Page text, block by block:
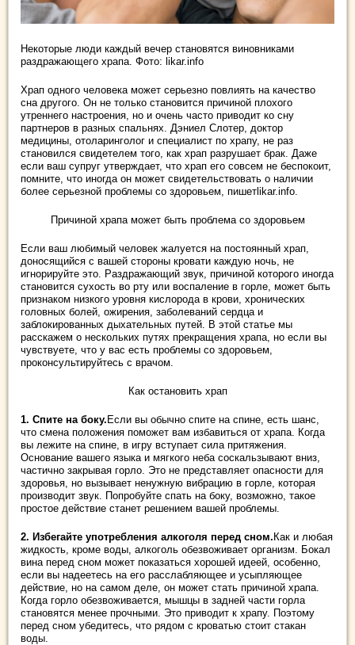
Некоторые люди каждый вечер становятся виновниками
раздражающего храпа. Фото: likar.info
Храп одного человека может серьезно повлиять на качество
сна другого. Он не только становится причиной плохого
утреннего настроения, но и очень часто приводит ко сну
партнеров в разных спальнях. Дэниел Слотер, доктор
медицины, отоларинголог и специалист по храпу, не раз
становился свидетелем того, как храп разрушает брак. Даже
если ваш супруг утверждает, что храп его совсем не беспокоит,
помните, что иногда он может свидетельствовать о наличии
более серьезной проблемы со здоровьем, пишетlikar.info.
Причиной храпа может быть проблема со здоровьем
Если ваш любимый человек жалуется на постоянный храп,
доносящийся с вашей стороны кровати каждую ночь, не
игнорируйте это. Раздражающий звук, причиной которого иногда
становится сухость во рту или воспаление в горле, может быть
признаком низкого уровня кислорода в крови, хронических
головных болей, ожирения, заболеваний сердца и
заблокированных дыхательных путей. В этой статье мы
расскажем о нескольких путях прекращения храпа, но если вы
чувствуете, что у вас есть проблемы со здоровьем,
проконсультируйтесь с врачом.
Как остановить храп
1. Спите на боку.Если вы обычно спите на спине, есть шанс,
что смена положения поможет вам избавиться от храпа. Когда
вы лежите на спине, в игру вступает сила притяжения.
Основание вашего языка и мягкого неба соскальзывают вниз,
частично закрывая горло. Это не представляет опасности для
здоровья, но вызывает ненужную вибрацию в горле, которая
производит звук. Попробуйте спать на боку, возможно, такое
простое действие станет решением вашей проблемы.
2. Избегайте употребления алкоголя перед сном.Как и любая
жидкость, кроме воды, алкоголь обезвоживает организм. Бокал
вина перед сном может показаться хорошей идеей, особенно,
если вы надеетесь на его расслабляющее и усыпляющее
действие, но на самом деле, он может стать причиной храпа.
Когда горло обезвоживается, мышцы в задней части горла
становятся менее прочными. Это приводит к храпу. Поэтому
перед сном убедитесь, что рядом с кроватью стоит стакан
воды.